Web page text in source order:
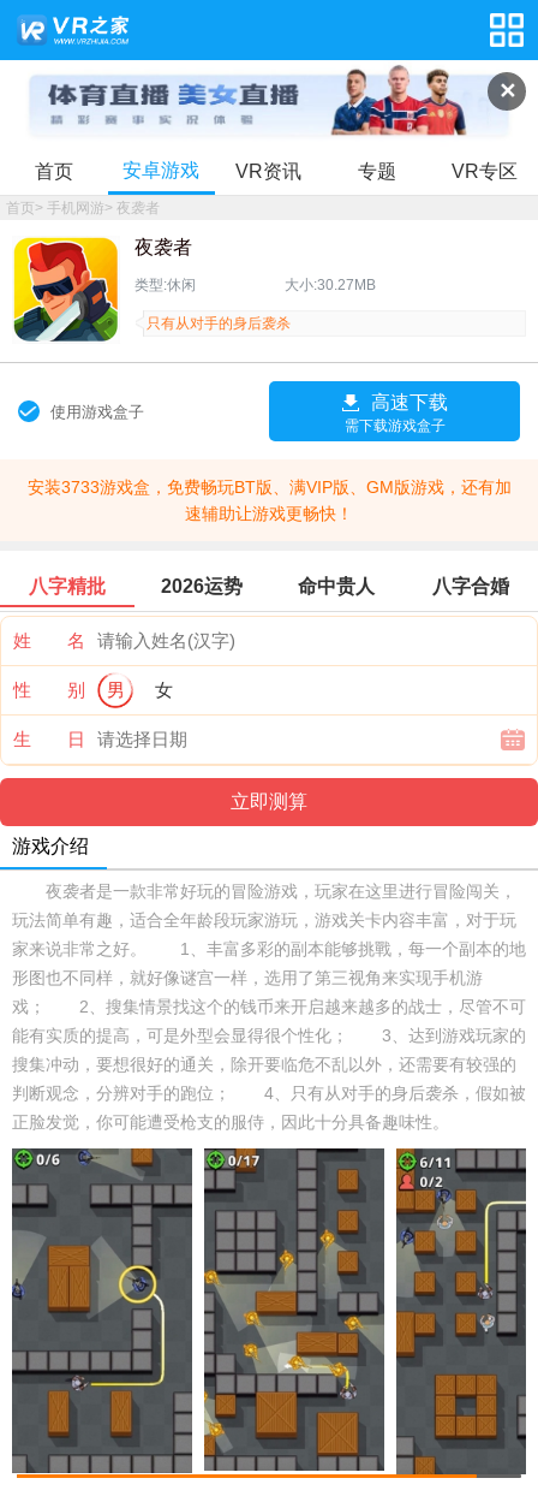
✕
首页 安卓游戏 VR资讯 专题 VR专区
首页> 手机网游> 夜袭者
夜袭者
类型:休闲 大小:30.27MB
只有从对手的身后袭杀
使用游戏盒子 高速下载
需下载游戏盒子
安装3733游戏盒，免费畅玩BT版、满VIP版、GM版游戏，还有加
速辅助让游戏更畅快！
八字精批 2026运势 命中贵人 八字合婚
姓 名
性 别 男 女
生 日
游戏介绍
夜袭者是一款非常好玩的冒险游戏，玩家在这里进行冒险闯关，
玩法简单有趣，适合全年龄段玩家游玩，游戏关卡内容丰富，对于玩
家来说非常之好。 1、丰富多彩的副本能够挑戰，每一个副本的地
形图也不同样，就好像谜宫一样，选用了第三视角来实现手机游
戏； 2、搜集情景找这个的钱币来开启越来越多的战士，尽管不可
能有实质的提高，可是外型会显得很个性化； 3、达到游戏玩家的
搜集冲动，要想很好的通关，除开要临危不乱以外，还需要有较强的
判断观念，分辨对手的跑位； 4、只有从对手的身后袭杀，假如被
正脸发觉，你可能遭受枪支的服侍，因此十分具备趣味性。